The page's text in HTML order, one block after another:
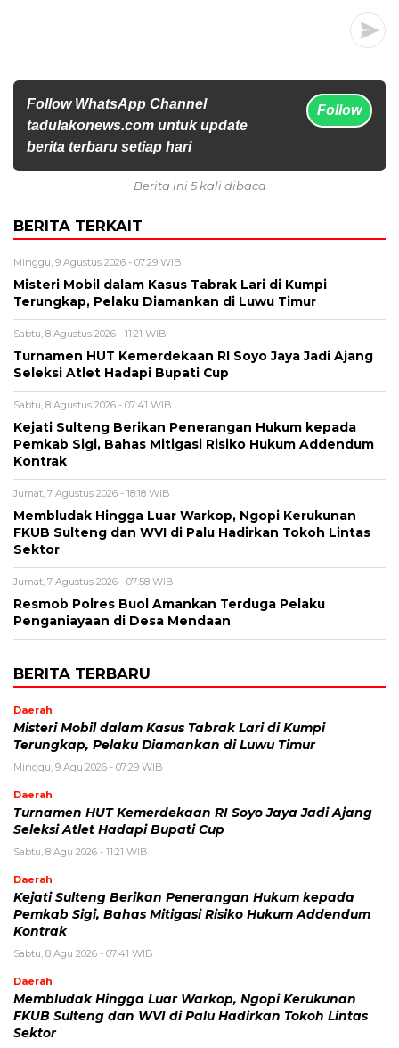
Follow WhatsApp Channel
tadulakonews.com untuk update
berita terbaru setiap hari
Follow
Berita ini 5 kali dibaca
BERITA TERKAIT
Minggu, 9 Agustus 2026 - 07:29 WIB
Misteri Mobil dalam Kasus Tabrak Lari di Kumpi
Terungkap, Pelaku Diamankan di Luwu Timur
Sabtu, 8 Agustus 2026 - 11:21 WIB
Turnamen HUT Kemerdekaan RI Soyo Jaya Jadi Ajang
Seleksi Atlet Hadapi Bupati Cup
Sabtu, 8 Agustus 2026 - 07:41 WIB
Kejati Sulteng Berikan Penerangan Hukum kepada
Pemkab Sigi, Bahas Mitigasi Risiko Hukum Addendum
Kontrak
Jumat, 7 Agustus 2026 - 18:18 WIB
Membludak Hingga Luar Warkop, Ngopi Kerukunan
FKUB Sulteng dan WVI di Palu Hadirkan Tokoh Lintas
Sektor
Jumat, 7 Agustus 2026 - 07:58 WIB
Resmob Polres Buol Amankan Terduga Pelaku
Penganiayaan di Desa Mendaan
BERITA TERBARU
Daerah
Misteri Mobil dalam Kasus Tabrak Lari di Kumpi
Terungkap, Pelaku Diamankan di Luwu Timur
Minggu, 9 Agu 2026 - 07:29 WIB
Daerah
Turnamen HUT Kemerdekaan RI Soyo Jaya Jadi Ajang
Seleksi Atlet Hadapi Bupati Cup
Sabtu, 8 Agu 2026 - 11:21 WIB
Daerah
Kejati Sulteng Berikan Penerangan Hukum kepada
Pemkab Sigi, Bahas Mitigasi Risiko Hukum Addendum
Kontrak
Sabtu, 8 Agu 2026 - 07:41 WIB
Daerah
Membludak Hingga Luar Warkop, Ngopi Kerukunan
FKUB Sulteng dan WVI di Palu Hadirkan Tokoh Lintas
Sektor